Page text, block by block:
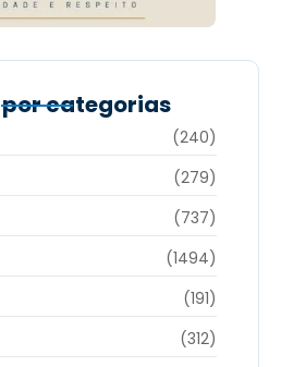
categorias
(240)
(279)
(737)
(1494)
(191)
(312)